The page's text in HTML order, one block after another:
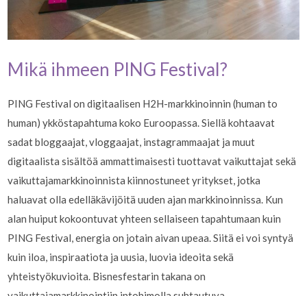
Mikä ihmeen PING Festival?
PING Festival on digitaalisen H2H-markkinoinnin (human to
human) ykköstapahtuma koko Euroopassa. Siellä kohtaavat
sadat bloggaajat, vloggaajat, instagrammaajat ja muut
digitaalista sisältöä ammattimaisesti tuottavat vaikuttajat sekä
vaikuttajamarkkinoinnista kiinnostuneet yritykset, jotka
haluavat olla edelläkävijöitä uuden ajan markkinoinnissa. Kun
alan huiput kokoontuvat yhteen sellaiseen tapahtumaan kuin
PING Festival, energia on jotain aivan upeaa. Siitä ei voi syntyä
kuin iloa, inspiraatiota ja uusia, luovia ideoita sekä
yhteistyökuvioita. Bisnesfestarin takana on